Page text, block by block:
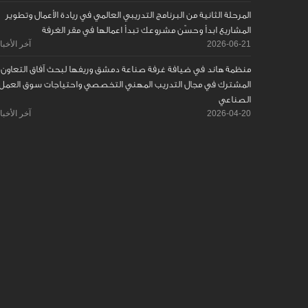
المرحلة الثانية من البرنامج التدريبي العالمي في ريادة الأعمال وتطوير
المشاريع ابدأ وحسّن مشروعك تبدأ اعمالها في مقر الغرفة
2026-06-21 آخر
منظمة هاند في ضيافة غرفة صناعة دمشق وريفها لبحث آفاق التعاون
المشترك في مجال التدريب المهني التخصصي واحتياجات سوق
الصناعي
2026-04-20 آخر